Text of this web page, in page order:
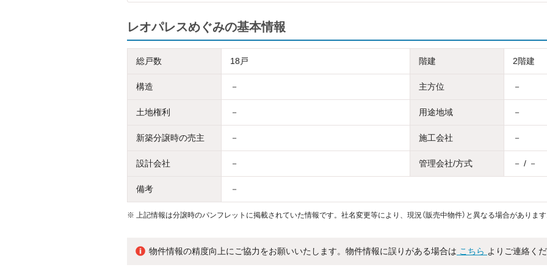
レオパレスめぐみの基本情報
総戸数 18戸 階建 2階建
構造 － 主方位 －
土地権利 － 用途地域 －
新築分譲時の売主 － 施工会社 －
設計会社 － 管理会社/方式 － / －
備考 －
※ 上記情報は分譲時のパンフレットに掲載されていた情報です。社名変更等により、現況（販売中物件）と異なる場合があります
物件情報の精度向上にご協力をお願いいたします。物件情報に誤りがある場合は こちら よりご連絡くだ